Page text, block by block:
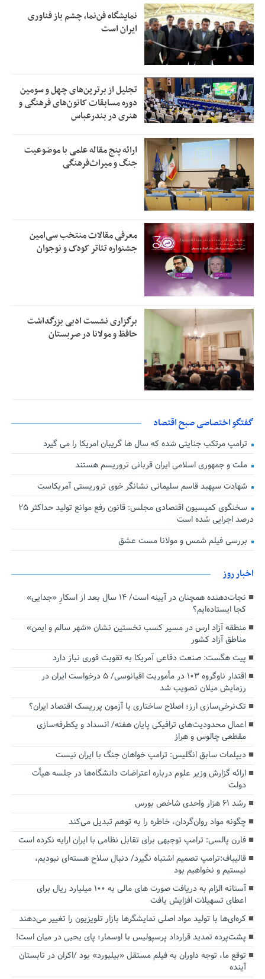
نمایشگاه فن‌نما، چشم باز فناوری
ایران است
تجلیل از بر‌ترین‌های چهل و سومین
دوره مسابقات کانون‌های فرهنگی و
هنری در بندرعباس
ارائه پنج مقاله علمی با موضوعیت
جنگ و میراث‌فرهنگی
معرفی مقالات منتخب سی‌امین
جشنواره تئاتر کودک و نوجوان
برگزاری نشست ادبی بزرگداشت
حافظ و مولانا در صربستان
گفتگو اختصاصی صبح اقتصاد
ترامپ مرتکب جنایتی شده که سال ها گریبان امریکا را می گیرد
ملت و جمهوری اسلامی ایران قربانی تروریسم هستند
شهادت سپهبد قاسم سلیمانی نشانگر خوی تروریستی آمریکاست
سخنگوی کمیسیون اقتصادی مجلس: قانون رفع موانع تولید حداکثر ۲۵
درصد اجرایی شده است
بررسی فیلم شمس و مولانا مست عشق
اخبار روز
نجات‌دهنده‌ همچنان در آیینه است/ ۱۴ سال بعد از اسکارِ «جدایی»
کجا ایستاده‌ایم؟
منطقه آزاد ارس در مسیر کسب نخستین نشان «شهر سالم و ایمن»
مناطق آزاد کشور
پیت هگست: صنعت دفاعی آمریکا به تقویت فوری نیاز دارد
اقتدار ناوگروه ۱۰۳ در مأموریت‌ اقیانوسی/ ۵ درخواست ایران در
رزمایش میلان تصویب شد
تک‌نرخی‌سازی ارز؛ اصلاح ساختاری یا آزمون پرریسک اقتصاد ایران؟
اعمال محدودیت‌های ترافیکی پایان هفته/ انسداد و یکطرفه‌سازی
مقطعی چالوس و هراز
دیپلمات سابق انگلیس:‌ ترامپ خواهان جنگ با ایران نیست
ارائه گزارش وزیر علوم درباره اعتراضات دانشگاه‌ها در جلسه هیأت
دولت
رشد ۶۱ هزار واحدی شاخص بورس
چگونه مواد روان‌گردان، خاطره را به توهم تبدیل می‌کند
فارن پالسی: ترامپ توجیهی برای تقابل نظامی با ایران ارایه نکرده است
قالیباف:ترامپ تصمیم اشتباه نگیرد/ دنبال سلاح هسته‌ای نبودیم،
نیستیم و نخواهیم بود
آستانه الزام به دریافت صورت های مالی به ۱۰۰ میلیارد ریال برای
اعطای تسهیلات افزایش یافت
کره‌ای‌ها با تولید مواد اصلی نمایشگرها بازار تلویزیون را تغییر می‌دهند
پشت‌پرده تمدید قرارداد پرسپولیس با اوسمار؛ پای یحیی در میان است!
توقع ما، توجه داوران به فیلم مستقل «بیلبورد» بود /اکران در تابستان
آینده